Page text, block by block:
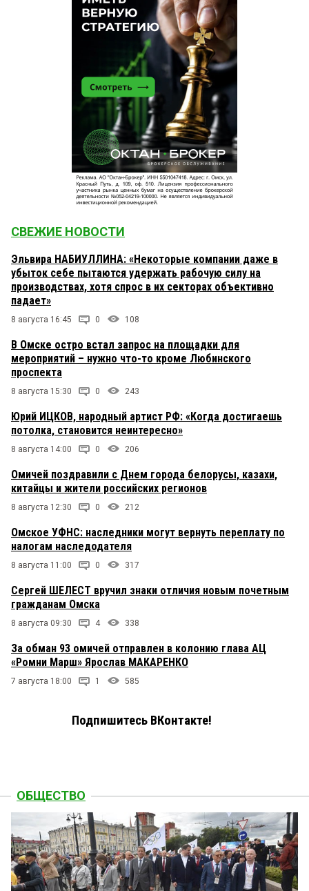
СВЕЖИЕ НОВОСТИ
Эльвира НАБИУЛЛИНА: «Некоторые компании даже в
убыток себе пытаются удержать рабочую силу на
производствах, хотя спрос в их секторах объективно
падает»
8 августа 16:45 0 108
В Омске остро встал запрос на площадки для
мероприятий – нужно что-то кроме Любинского
проспекта
8 августа 15:30 0 243
Юрий ИЦКОВ, народный артист РФ: «Когда достигаешь
потолка, становится неинтересно»
8 августа 14:00 0 206
Омичей поздравили с Днем города белорусы, казахи,
китайцы и жители российских регионов
8 августа 12:30 0 212
Омское УФНС: наследники могут вернуть переплату по
налогам наследодателя
8 августа 11:00 0 317
Сергей ШЕЛЕСТ вручил знаки отличия новым почетным
гражданам Омска
8 августа 09:30 4 338
За обман 93 омичей отправлен в колонию глава АЦ
«Ромни Марш» Ярослав МАКАРЕНКО
7 августа 18:00 1 585
Подпишитесь ВКонтакте!
ОБЩЕСТВО